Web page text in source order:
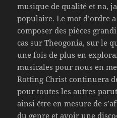
musique de qualité et na,
populaire. Le mot d’ordre
composer des pièces
cas sur Theogonia, sur le
une fois de plus en
musicales pour nous en
Rotting Christ continuera
pour toutes les autres
ainsi être en mesure de
du genre et avoir une